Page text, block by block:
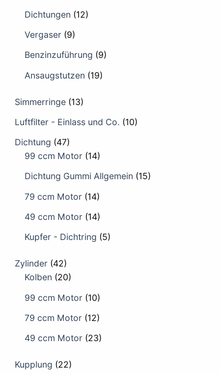
Dichtungen (12)
Vergaser (9)
Benzinzuführung (9)
Ansaugstutzen (19)
Simmerringe (13)
Luftfilter - Einlass und Co. (10)
Dichtung (47)
99 ccm Motor (14)
Dichtung Gummi Allgemein (15)
79 ccm Motor (14)
49 ccm Motor (14)
Kupfer - Dichtring (5)
Zylinder (42)
Kolben (20)
99 ccm Motor (10)
79 ccm Motor (12)
49 ccm Motor (23)
Kupplung (22)